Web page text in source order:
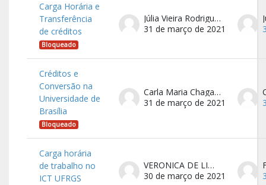
Carga Horária e
Transferência
de créditos
Bloqueado
Júlia Vieira Rodrigues Bittencourt
31 de março de 2021
Créditos e
Conversão na
Universidade de
Brasília
Bloqueado
Carla Maria Chagas e Cavalcante Koike
31 de março de 2021
Carga horária
de trabalho no
ICT UFRGS
VERONICA DE LIMA MITTMANN
30 de março de 2021